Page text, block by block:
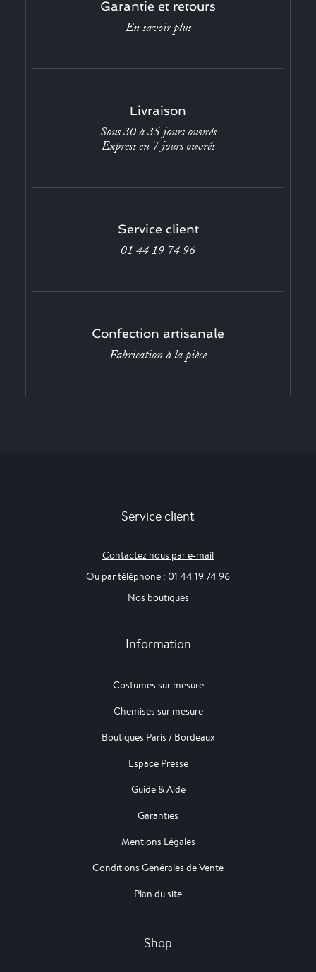
Garantie et retours
En savoir plus
Livraison
Sous 30 à 35 jours ouvrés
Express en 7 jours ouvrés
Service client
01 44 19 74 96
Confection artisanale
Fabrication à la pièce
Service client
Contactez nous par e-mail
Ou par téléphone : 01 44 19 74 96
Nos boutiques
Information
Costumes sur mesure
Chemises sur mesure
Boutiques Paris / Bordeaux
Espace Presse
Guide & Aide
Garanties
Mentions Légales
Conditions Générales de Vente
Plan du site
Shop